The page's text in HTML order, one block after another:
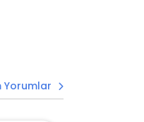
Yorumlar